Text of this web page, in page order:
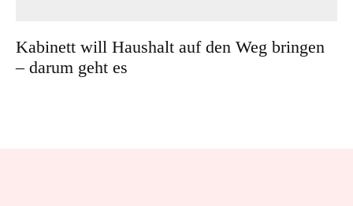
Kabinett will Haushalt auf den Weg bringen
– darum geht es